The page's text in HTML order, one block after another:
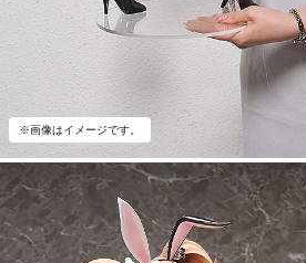
※画像はイメージです。